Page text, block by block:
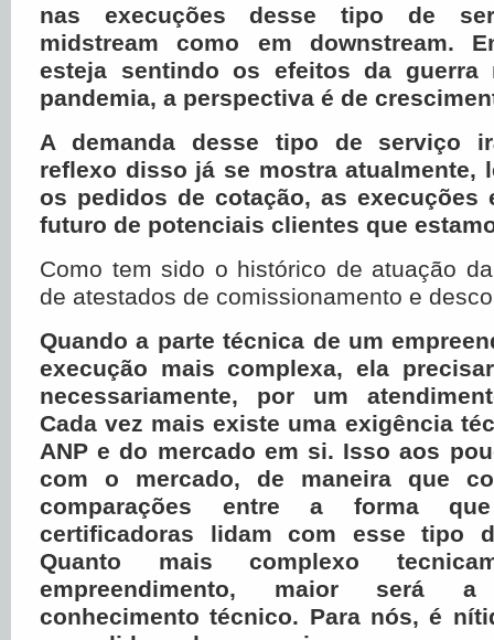
nas execuções desse tipo de
midstream como em downstream.
esteja sentindo os efeitos da guerra
pandemia, a perspectiva é de
A demanda desse tipo de serviço
reflexo disso já se mostra atualmente,
os pedidos de cotação, as execuções
futuro de potenciais clientes que
Como tem sido o histórico de atuação
de atestados de comissionamento e
Quando a parte técnica de um
execução mais complexa, ela
necessariamente, por um
Cada vez mais existe uma exigência
ANP e do mercado em si. Isso aos
com o mercado, de maneira que
comparações entre a forma
certificadoras lidam com esse tipo
Quanto mais complexo
empreendimento, maior será
conhecimento técnico. Para nós, é